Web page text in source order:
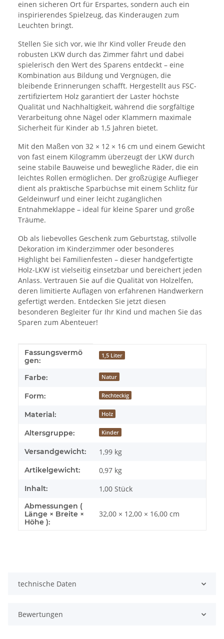
einen sicheren Ort für Erspartes, sondern auch ein
inspirierendes Spielzeug, das Kinderaugen zum
Leuchten bringt.
Stellen Sie sich vor, wie Ihr Kind voller Freude den
robusten LKW durch das Zimmer fährt und dabei
spielerisch den Wert des Sparens entdeckt – eine
Kombination aus Bildung und Vergnügen, die
bleibende Erinnerungen schafft. Hergestellt aus FSC-
zertifiziertem Holz garantiert der Laster höchste
Qualität und Nachhaltigkeit, während die sorgfältige
Verarbeitung ohne Nägel oder Klammern maximale
Sicherheit für Kinder ab 1,5 Jahren bietet.
Mit den Maßen von 32 × 12 × 16 cm und einem Gewicht
von fast einem Kilogramm überzeugt der LKW durch
seine stabile Bauweise und bewegliche Räder, die ein
leichtes Rollen ermöglichen. Der großzügige Auflieger
dient als praktische Sparbüchse mit einem Schlitz für
Geldeinwurf und einer leicht zugänglichen
Entnahmeklappe – ideal für kleine Sparer und große
Träume.
Ob als liebevolles Geschenk zum Geburtstag, stilvolle
Dekoration im Kinderzimmer oder besonderes
Highlight bei Familienfesten – dieser handgefertigte
Holz-LKW ist vielseitig einsetzbar und bereichert jeden
Anlass. Vertrauen Sie auf die Qualität von Holzelfen,
deren limitierte Auflagen von erfahrenen Handwerkern
gefertigt werden. Entdecken Sie jetzt diesen
besonderen Begleiter für Ihr Kind und machen Sie das
Sparen zum Abenteuer!
Produkteigenschaft
Wert
Fassungsvermö
gen:
1,5 Liter
Farbe: Natur
Form: Rechteckig
Material: Holz
Altersgruppe: Kinder
Versandgewicht: 1,99 kg
Artikelgewicht: 0,97 kg
Inhalt: 1,00 Stück
Abmessungen (
Länge × Breite ×
Höhe ):
32,00 × 12,00 × 16,00 cm
technische Daten
Bewertungen